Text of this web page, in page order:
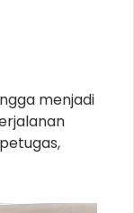
menjadi